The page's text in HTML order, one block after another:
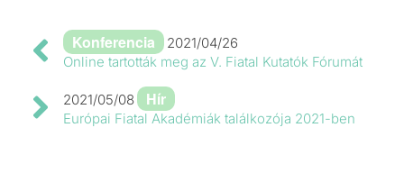
Konferencia
2021/04/26
Online tartották meg az V. Fiatal Kutatók Fórumát
2021/05/08 Hír
Európai Fiatal Akadémiák találkozója 2021-ben